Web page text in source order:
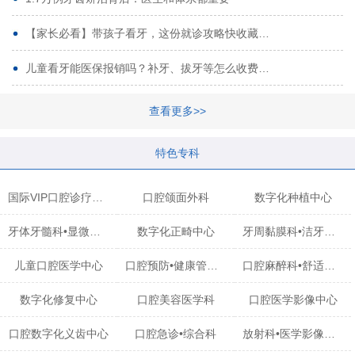
【家长必看】带孩子看牙，这份就诊攻略快收藏…
儿童看牙能医保报销吗？补牙、拔牙等怎么收费…
查看更多>>
特色专科
口腔颌面外科 数字化种植中心
数字化正畸中心 牙周黏膜科•洁牙中心
儿童口腔医学中心 口腔麻醉科•舒适化诊疗中心
数字化修复中心 口腔美容医学科 口腔医学影像中心
口腔数字化义齿中心 口腔急诊•综合科